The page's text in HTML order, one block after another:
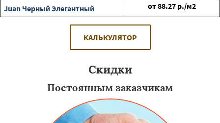
Juan Черный Элегантный
от88.27 р./м2
КАЛЬКУЛЯТОР
Скидки
Постоянным заказчикам